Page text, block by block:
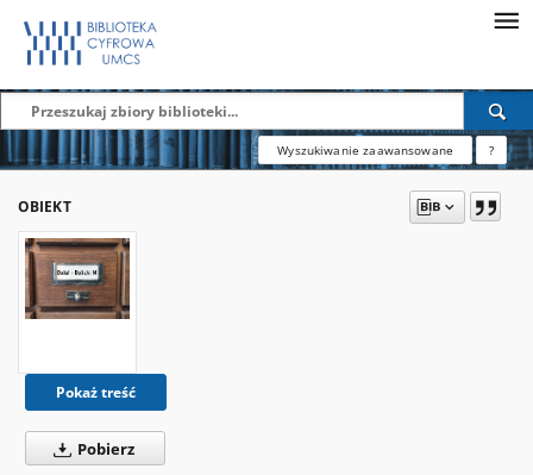
Wyszukiwanie zaawansowane ?
OBIEKT
Pokaż treść
Pobierz